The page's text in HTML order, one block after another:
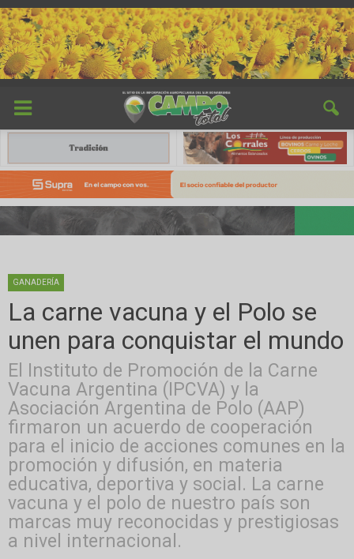
GANADERÍA
La carne vacuna y el Polo se
unen para conquistar el mundo
El Instituto de Promoción de la Carne
Vacuna Argentina (IPCVA) y la
Asociación Argentina de Polo (AAP)
firmaron un acuerdo de cooperación
para el inicio de acciones comunes en la
promoción y difusión, en materia
educativa, deportiva y social. La carne
vacuna y el polo de nuestro país son
marcas muy reconocidas y prestigiosas
a nivel internacional.